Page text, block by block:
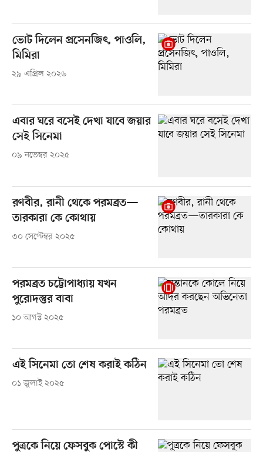
ভোট দিলেন প্রসেনজিৎ, পাওলি,
মিমিরা
২৯ এপ্রিল ২০২৬
এবার ঘরে বসেই দেখা যাবে জয়ার
সেই সিনেমা
০৯ নভেম্বর ২০২৫
রণবীর, রানী থেকে পরমব্রত—
তারকারা কে কোথায়
৩০ সেপ্টেম্বর ২০২৫
পরমব্রত চট্টোপাধ্যায় যখন
পুরোদস্তুর বাবা
১০ আগস্ট ২০২৫
এই সিনেমা তো শেষ করাই কঠিন
০১ জুলাই ২০২৫
পুত্রকে নিয়ে ফেসবুক পোস্টে কী